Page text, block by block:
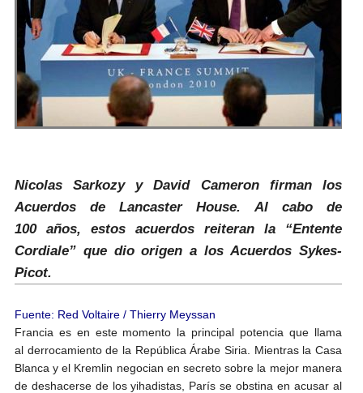
Nicolas Sarkozy y David Cameron firman los
Acuerdos de Lancaster House. Al cabo de
100 años, estos acuerdos reiteran la “Entente
Cordiale” que dio origen a los Acuerdos Sykes-
Picot.
Fuente: Red Voltaire / Thierry Meyssan
Francia es en este momento la principal potencia que llama
al derrocamiento de la República Árabe Siria. Mientras la Casa
Blanca y el Kremlin negocian en secreto sobre la mejor manera
de deshacerse de los yihadistas, París se obstina en acusar al